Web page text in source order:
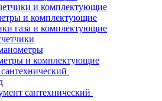
и комплектующие
и комплектующие
газа и комплектующие
и комплектующие
сантехнический